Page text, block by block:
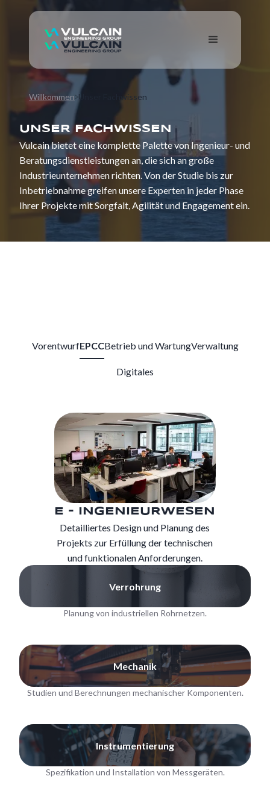
Willkommen Unser Fachwissen
UNSER FACHWISSEN
Vulcain bietet eine komplette Palette von Ingenieur- und
Beratungsdienstleistungen an, die sich an große
Industrieunternehmen richten. Von der Studie bis zur
Inbetriebnahme greifen unsere Experten in jeder Phase
Ihrer Projekte mit Sorgfalt, Agilität und Engagement ein.
VorentwurfEPCCBetrieb und WartungVerwaltung
Digitales
E - INGENIEURWESEN
Detailliertes Design und Planung des
Projekts zur Erfüllung der technischen
und funktionalen Anforderungen.
Verrohrung
Planung von industriellen Rohrnetzen.
Mechanik
Studien und Berechnungen mechanischer Komponenten.
Instrumentierung
Spezifikation und Installation von Messgeräten.